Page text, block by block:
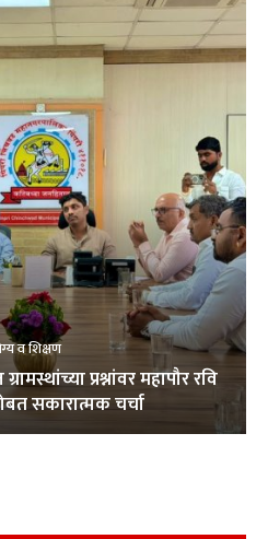
व शिक्षण
प्रश्नांवर महापौर रवि
सकारात्मक चर्चा